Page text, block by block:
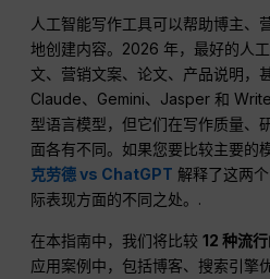
人工智能写作工具可以帮助博主、
地创建内容。2026 年，最好的人
文、营销文案、论文、产品说明，
Claude、Gemini、Jasper 和
型语言模型，但它们在写作质量、
面各有不同。如果您要比较主要的
克劳德 vs ChatGPT 解释了这两
际表现方面的不同之处。.
在本指南中，我们将比较12 种流
应用案例中，包括博客、搜索引擎